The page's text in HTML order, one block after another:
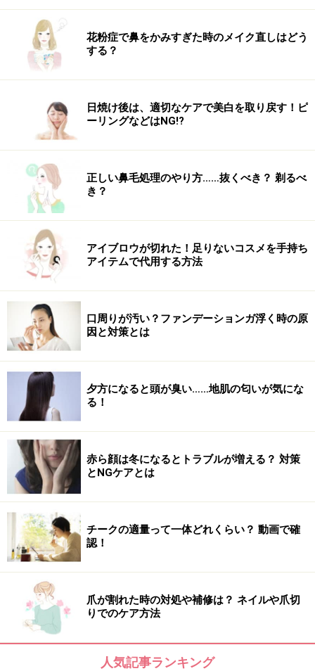
【関連記事】
・自分にぴったりのネイルサロンを探すに
は？
・安心！『定額』のネイルサロン
・ジェルネイルを受けられるサロン
※記事内容は執筆時点のものです。最新の内容をご確認くださ
い。
※個人の体質、また、誤った方法による実践に起因して肌荒れや
不調を引き起こす場合があります。実践の際には、必ず自身の体
質及び健康状態を十分に考慮し、正しい方法で行ってください。
また、全ての方への有効性を保証するものではありません。
【編集部おすすめの購入サイト】
Amazonでネイルグッズをチェック！
楽天市場でネイルアート用品をチェック！
花粉症で鼻をかみすぎた時のメイク直しはどう
する？
日焼け後は、適切なケアで美白を取り戻す！ピ
ーリングなどはNG!?
正しい鼻毛処理のやり方……抜くべき？ 剃るべ
き？
アイブロウが切れた！足りないコスメを手持ち
アイテムで代用する方法
口周りが汚い？ファンデーションガ浮く時の原
因と対策とは
夕方になると頭が臭い……地肌の匂いが気にな
る！
赤ら顔は冬になるとトラブルが増える？ 対策
とNGケアとは
チークの適量って一体どれくらい？ 動画で確
認！
爪が割れた時の対処や補修は？ ネイルや爪切
りでのケア方法
人気記事ランキング